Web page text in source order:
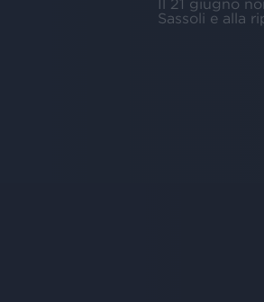
Il 21 giugno
Sassoli e alla